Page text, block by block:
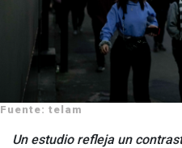
Fuente: telam
Un estudio refleja un